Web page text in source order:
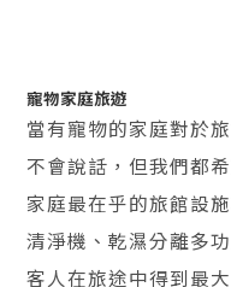
寵物家庭旅遊
當有寵物的家庭對於
不會說話，但我們都
家庭最在乎的旅館設
清淨機、乾濕分離多
客人在旅途中得到最